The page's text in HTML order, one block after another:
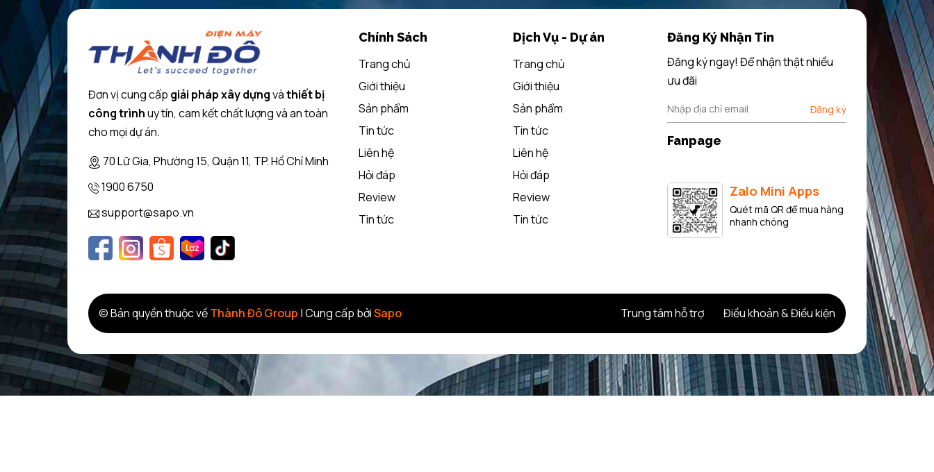
Thiết kế độc lập tăng sự nổi bật cho không gian bếp
Sức chứa 13 bộ chén đĩa cho gia đình 3-4 người
tương đương với 3 – 4 bữa ăn của gia đình Việt có từ 4 – 5 người.
Xem thêm:
Giải đáp thắc mắc nên mua máy rửa bát bao nhiêu bộ cho gia đình
Đơn vị cung cấp giải pháp xây dựngvàthiết bị
công trìnhuy tín, cam kết chất lượng và an toàn
cho mọi dự án.
70 Lữ Gia, Phường 15, Quận 11, TP. Hồ Chí Minh
1900 6750
support@sapo.vn
Chính Sách
Trang chủ
Giới thiệu
Sản phẩm
Tin tức
Liên hệ
Hỏi đáp
Review
Tin tức
Dịch Vụ - Dự án
Trang chủ
Giới thiệu
Sản phẩm
Tin tức
Liên hệ
Hỏi đáp
Review
Tin tức
Đăng Ký Nhận Tin
Đăng ký ngay! Để nhận thật nhiều
ưu đãi
Đăng ký
Fanpage
Zalo Mini Apps
Quét mã QR để mua hàng
nhanh chóng
Trung tâm hỗ trợ Điều khoản & Điều kiện
© Bản quyền thuộc vềThành Đô Group |Cung cấp bởiSapo